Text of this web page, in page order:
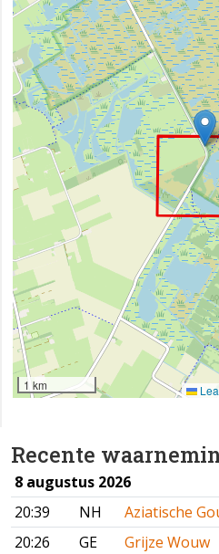
Recente
8 augustus 2026
20:39
NH
Aziatische
20:26
GE
Grijze Wouw
1 km